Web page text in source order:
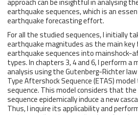
approach can be insightful in analysing
earthquake sequences, which is an
earthquake forecasting effort.
For all the studied sequences, I initially
earthquake magnitudes as the main key
earthquake sequences into mainshock-
types. In chapters 3, 4 and 6, I perform
analysis using the Gutenberg-Richter
Type Aftershock Sequence (ETAS)
sequence. This model considers that
sequence epidemically induce a new
Thus, I inquire its applicability and